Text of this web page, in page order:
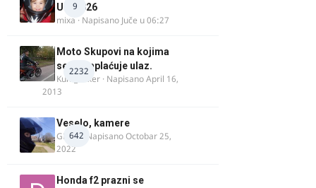
9
UK, 2026
mixa · Napisano Juče u 06:27
2232
Moto Skupovi na kojima
se ne naplaćuje ulaz.
Kum_Mixer · NapisanoApril 16,
2013
642
Veselo, kamere
GR 46· NapisanoOctobar 25,
2022
Honda f2 prazni se